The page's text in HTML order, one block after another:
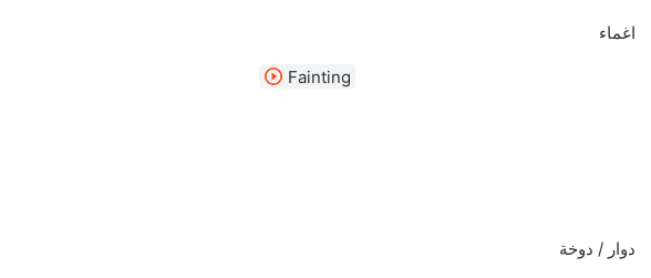
اغماء
Fainting
دوار / دوخة